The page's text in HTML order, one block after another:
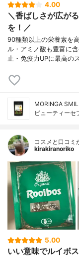
4.00
＼香ばしさが広が
を！／
90種類以上の栄養素を
ル・アミノ酸も豊富に
止・免疫力UPに最高の
MORINGA
ビューティーセ
コスメと口コミ
kirakiranoriko
5.00
いい意味でルイボ